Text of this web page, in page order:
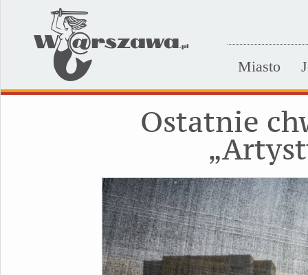
Miasto
Ostatnie